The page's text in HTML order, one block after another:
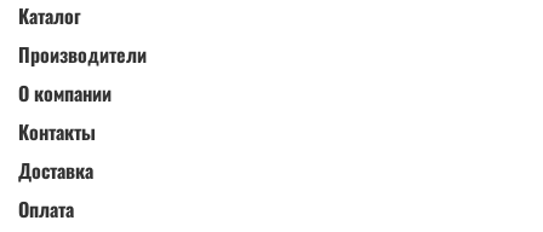
Каталог
Производители
О компании
Контакты
Доставка
Оплата